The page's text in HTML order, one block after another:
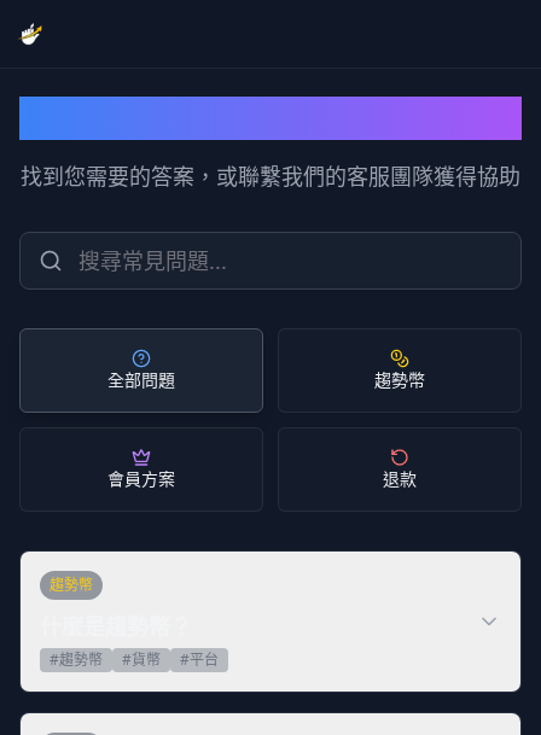
找到您需要的答案，或聯繫我們的客服團隊獲得協助
全部問題 趨勢幣
會員方案 退款
趨勢幣
#趨勢幣 #貨幣 #平台